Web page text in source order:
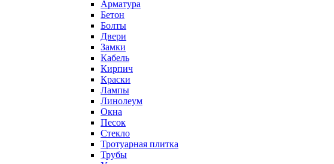
Арматура
Бетон
Болты
Двери
Замки
Кабель
Кирпич
Краски
Лампы
Линолеум
Окна
Песок
Стекло
Тротуарная плитка
Трубы